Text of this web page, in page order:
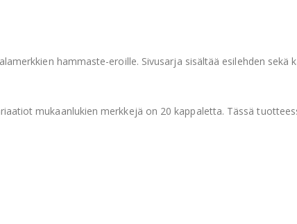
hammaste-eroille. Sivusarja sisältää esilehden sekä
mukaanlukien merkkejä on 20 kappaletta. Tässä